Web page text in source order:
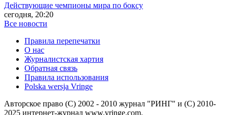
Действующие чемпионы мира по боксу
сегодня, 20:20
Все новости
Правила перепечатки
О нас
Журналистская хартия
Обратная связь
Правила использования
Polska wersja Vringe
Авторское право (С) 2002 - 2010 журнал "РИНГ" и (С) 2010-
2025 интернет-журнал www.vringe.com.